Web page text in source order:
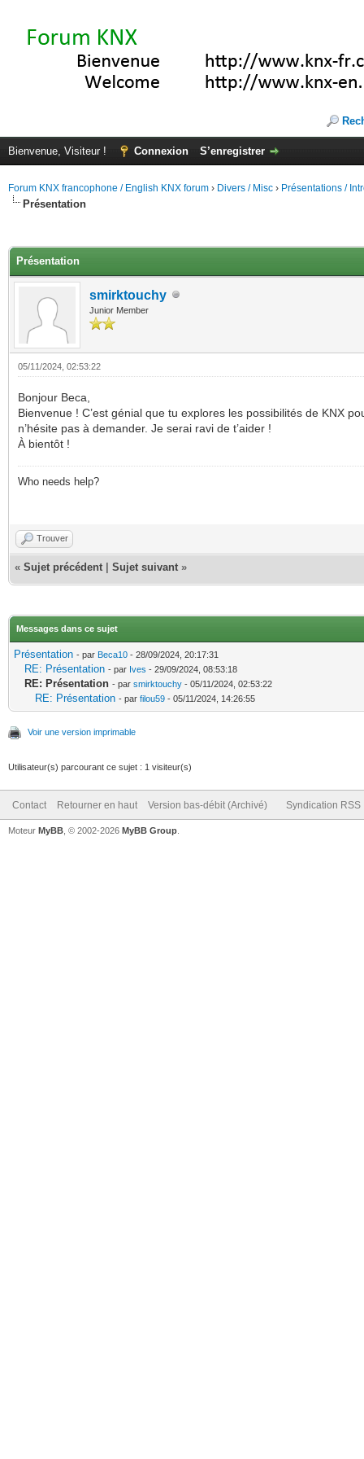
Bienvenue, Visiteur ! Connexion S’enregistrer
Forum KNX francophone / English KNX forum › Divers / Misc › Présentations /
Présentation
Présentation
smirktouchy
Junior Member
05/11/2024, 02:53:22
Bonjour Beca,
Bienvenue ! C’est génial que tu explores les possibilités de KNX
n’hésite pas à demander. Je serai ravi de t’aider !
À bientôt !
Who needs help?
Trouver
« Sujet précédent Sujet suivant »
Messages dans ce sujet
Présentation - par Beca10 - 28/09/2024, 20:17:31
RE: Présentation - par Ives - 29/09/2024, 08:53:18
RE: Présentation - par smirktouchy - 05/11/2024, 02:53:22
RE: Présentation - par filou59 - 05/11/2024, 14:26:55
Voir une version imprimable
Utilisateur(s) parcourant ce sujet : 1 visiteur(s)
Contact Retourner en haut Version bas-débit (Archivé) Syndication RSS
Moteur MyBB , © 2002-2026 MyBB Group